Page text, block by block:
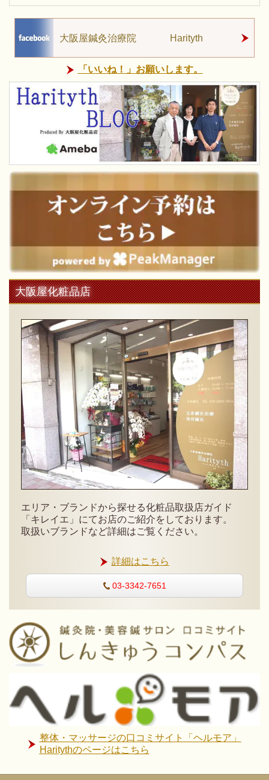
大阪屋鍼灸治療院 Harityth
「いいね！」お願いします。
大阪屋化粧品店
エリア・ブランドから探せる化粧品取扱店ガイド
「キレイエ」にてお店のご紹介をしております。
取扱いブランドなど詳細はご覧ください。
詳細はこちら
03-3342-7651
整体・マッサージの口コミサイト「ヘルモア」
Haritythのページはこちら